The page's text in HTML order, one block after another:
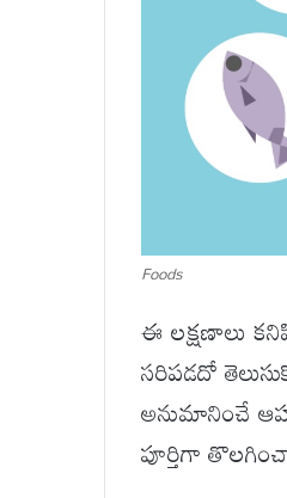
Foods
ఈ లక్షణాలు
సరిపడదో
అనుమానించే
పూర్తిగా